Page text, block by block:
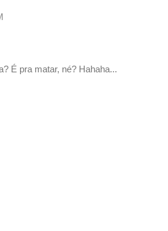
É pra matar, né? Hahaha...